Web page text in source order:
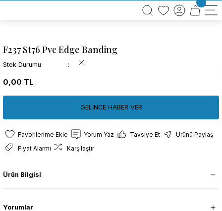
BÜTÜN ALIŞVERİŞLERİNİZDE KARGO BEDAVA!
TÜRKİYE GENELİNDE 10.000 MÜŞTERİ REFERANSI
F237 St76 Pvc Edge Banding
Stok Durumu
0,00 TL
GELİNCE HABER VER
Yorum Yaz Tavsiye Et
Ürünü Paylaş
Fiyat Alarmı
Karşılaştır
Ürün Bilgisi
Yorumlar